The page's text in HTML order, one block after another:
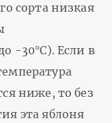
сорта низкая
-30°С). Если в
ниже, то без
эта яблоня